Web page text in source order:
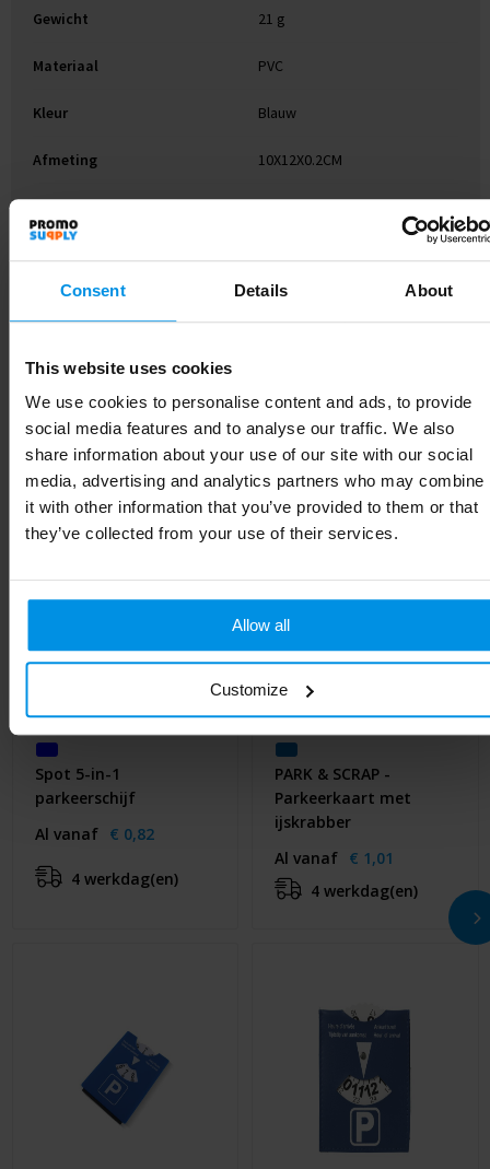
Consent Details About
This website uses cookies
We use cookies to personalise content and ads, to provide
social media features and to analyse our traffic. We also
share information about your use of our site with our social
media, advertising and analytics partners who may combine
it with other information that you’ve provided to them or that
they’ve collected from your use of their services.
Allow all
Customize
Gewicht 21 g
Materiaal PVC
Kleur Blauw
Afmeting 10X12X0.2CM
Hoogte 0.2 cm
Lengte 10 cm
Gerelateerde producten
Spot 5-in-1
parkeerschijf
Al vanaf € 0,82
4 werkdag(en)
PARK & SCRAP -
Parkeerkaart met
ijskrabber
Al vanaf € 1,01
4 werkdag(en)